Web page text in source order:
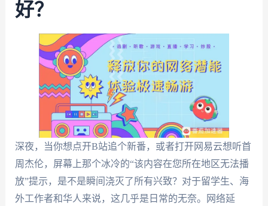
好？
深夜，当你想点开B站追个新番，或者打开网易云想听首
周杰伦，屏幕上那个冰冷的“该内容在您所在地区无法播
放”提示，是不是瞬间浇灭了所有兴致？对于留学生、海
外工作者和华人来说，这几乎是日常的无奈。网络延